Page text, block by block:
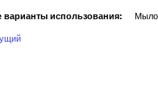
варианты использования: